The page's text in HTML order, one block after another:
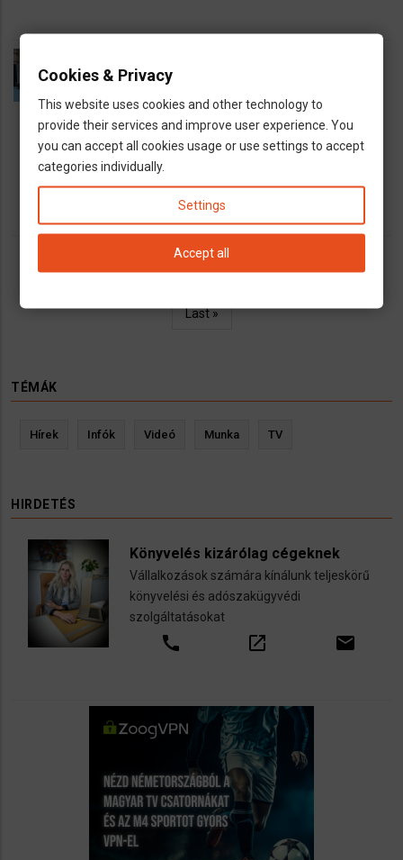
Euromunka Kft.
dns Építőipair állások
map Budapest
euro 1700 EUR nettótól
oldal
Utolsó
Last »
TÉMÁK
Hírek Infók Videó Munka TV
HIRDETÉS
Könyvelés kizárólag cégeknek
Vállalkozások számára kínálunk teljeskörű
könyvelési és adószakügyvédi
szolgáltatásokat
call open_in_new email
Cookies & Privacy
This website uses cookies and other technology to
provide their services and improve user experience. You
you can accept all cookies usage or use settings to accept
categories individually.
Settings
Accept all